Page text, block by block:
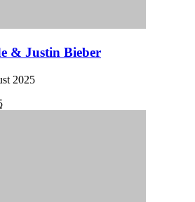
& Justin Bieber
2025